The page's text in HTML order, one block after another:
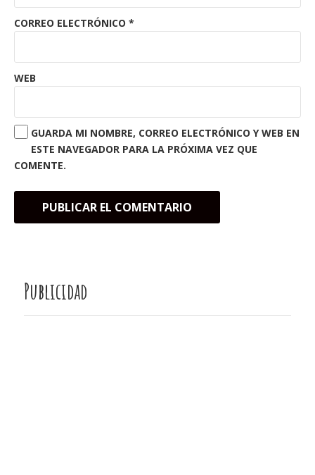
CORREO ELECTRÓNICO *
WEB
GUARDA MI NOMBRE, CORREO ELECTRÓNICO Y WEB EN
ESTE NAVEGADOR PARA LA PRÓXIMA VEZ QUE
COMENTE.
Publicidad